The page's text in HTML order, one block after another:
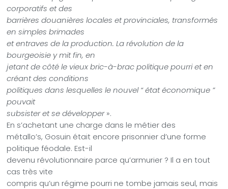
corporatifs et des
barrières douanières locales et provinciales, transformés
en simples brimades
et entraves de la production. La révolution de la
bourgeoisie y mit fin, en
jetant de côté le vieux bric-à-brac politique pourri et en
créant des conditions
politiques dans lesquelles le nouvel “ état économique ”
pouvait
subsister et se développer».
En s’achetant une charge dans le métier des
métallo’s, Gosuin était encore prisonnier d’une forme
politique féodale. Est-il
devenu révolutionnaire parce qu’armurier ? Il a en tout
cas très vite
compris qu’un régime pourri ne tombe jamais seul, mais